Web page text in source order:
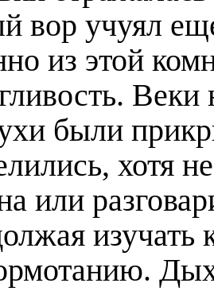
вор учуял
из этой
были
хотя
или
изучать